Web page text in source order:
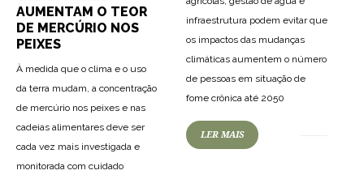
infraestrutura podem evitar que
os impactos das mudanças
climáticas aumentem o número
de pessoas em situação de
fome crônica até 2050
LER MAIS
AUMENTAM O TEOR
DE MERCÚRIO NOS
PEIXES
À medida que o clima e o uso
da terra mudam, a concentração
de mercúrio nos peixes e nas
cadeias alimentares deve ser
cada vez mais investigada e
monitorada com cuidado